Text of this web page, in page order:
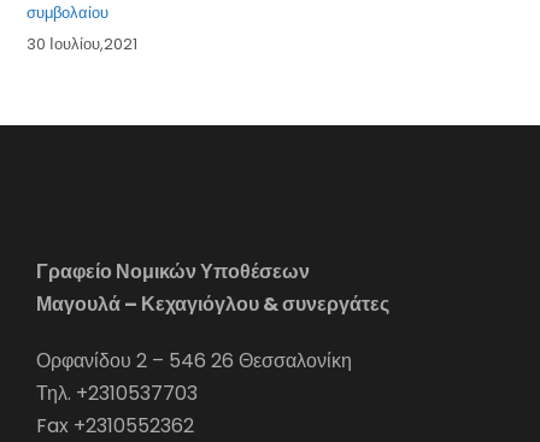
συμβολαίου
30 Ιουλίου,2021
Γραφείο Νομικών Υποθέσεων
Μαγουλά – Κεχαγιόγλου & συνεργάτες
Ορφανίδου 2 – 546 26 Θεσσαλονίκη
Τηλ. +2310537703
Fax +2310552362